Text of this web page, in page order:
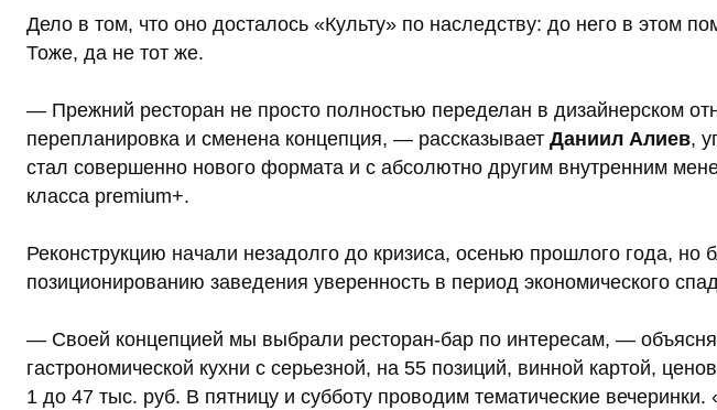
Дело в том, что оно досталось «Культу» по наследству: до него в этом
Тоже, да не тот же.
— Прежний ресторан не просто полностью переделан в дизайнерском
перепланировка и сменена концепция, — рассказывает Даниил Алиев,
стал совершенно нового формата и с абсолютно другим внутренним
класса premium+.
Реконструкцию начали незадолго до кризиса, осенью прошлого года,
позиционированию заведения уверенность в период экономического
— Своей концепцией мы выбрали ресторан-бар по интересам, —
гастрономической кухни с серьезной, на 55 позиций, винной картой,
1 до 47 тыс. руб. В пятницу и субботу проводим тематические